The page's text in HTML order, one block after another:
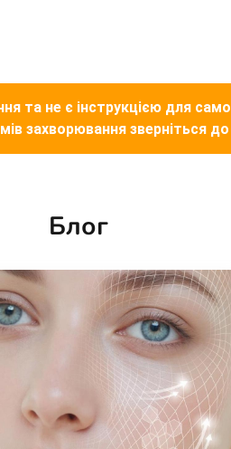
та не є інструкцією для
захворювання зверніться до
Блог